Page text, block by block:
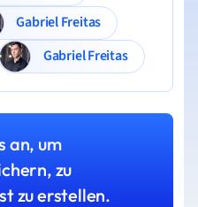
Gabriel Freitas
Gabriel Freitas
an, um
zu
zu erstellen.